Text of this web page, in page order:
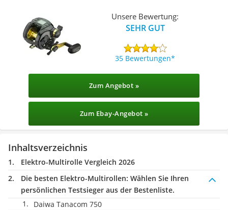
Unsere Bewertung:
SEHR GUT
35 Bewertungen
Zum Angebot »
Zum Ebay-Angebot »
Inhaltsverzeichnis
Elektro-Multirolle Vergleich 2026
Die besten Elektro-Multirollen: Wählen Sie Ihren
persönlichen Testsieger aus der Bestenliste.
Daiwa Tanacom 750